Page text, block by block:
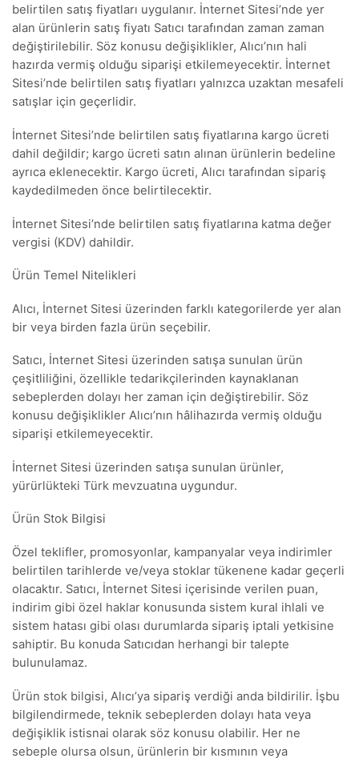
belirtilen satış fiyatları uygulanır. İnternet Sitesi’nde yer
alan ürünlerin satış fiyatı Satıcı tarafından zaman zaman
değiştirilebilir. Söz konusu değişiklikler, Alıcı’nın hali
hazırda vermiş olduğu siparişi etkilemeyecektir. İnternet
Sitesi’nde belirtilen satış fiyatları yalnızca uzaktan mesafeli
satışlar için geçerlidir.
İnternet Sitesi’nde belirtilen satış fiyatlarına kargo ücreti
dahil değildir; kargo ücreti satın alınan ürünlerin bedeline
ayrıca eklenecektir. Kargo ücreti, Alıcı tarafından sipariş
kaydedilmeden önce belirtilecektir.
İnternet Sitesi’nde belirtilen satış fiyatlarına katma değer
vergisi (KDV) dahildir.
Ürün Temel Nitelikleri
Alıcı, İnternet Sitesi üzerinden farklı kategorilerde yer alan
bir veya birden fazla ürün seçebilir.
Satıcı, İnternet Sitesi üzerinden satışa sunulan ürün
çeşitliliğini, özellikle tedarikçilerinden kaynaklanan
sebeplerden dolayı her zaman için değiştirebilir. Söz
konusu değişiklikler Alıcı’nın hâlihazırda vermiş olduğu
siparişi etkilemeyecektir.
İnternet Sitesi üzerinden satışa sunulan ürünler,
yürürlükteki Türk mevzuatına uygundur.
Ürün Stok Bilgisi
Özel teklifler, promosyonlar, kampanyalar veya indirimler
belirtilen tarihlerde ve/veya stoklar tükenene kadar geçerli
olacaktır. Satıcı, İnternet Sitesi içerisinde verilen puan,
indirim gibi özel haklar konusunda sistem kural ihlali ve
sistem hatası gibi olası durumlarda sipariş iptali yetkisine
sahiptir. Bu konuda Satıcıdan herhangi bir talepte
bulunulamaz.
Ürün stok bilgisi, Alıcı’ya sipariş verdiği anda bildirilir. İşbu
bilgilendirmede, teknik sebeplerden dolayı hata veya
değişiklik istisnai olarak söz konusu olabilir. Her ne
sebeple olursa olsun, ürünlerin bir kısmının veya